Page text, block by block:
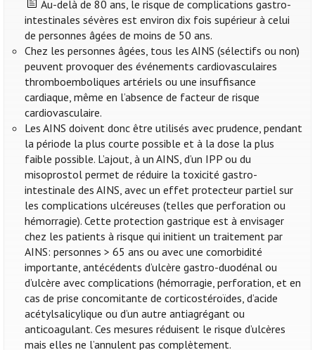
Au-delà de 80 ans, le risque de complications gastro-
intestinales sévères est environ dix fois supérieur à celui
de personnes âgées de moins de 50 ans.
Chez les personnes âgées, tous les AINS (sélectifs ou non)
peuvent provoquer des événements cardiovasculaires
thromboemboliques artériels ou une insuffisance
cardiaque, même en l’absence de facteur de risque
cardiovasculaire.
Les AINS doivent donc être utilisés avec prudence, pendant
la période la plus courte possible et à la dose la plus
faible possible. L’ajout, à un AINS, d’un IPP ou du
misoprostol permet de réduire la toxicité gastro-
intestinale des AINS, avec un effet protecteur partiel sur
les complications ulcéreuses (telles que perforation ou
hémorragie). Cette protection gastrique est à envisager
chez les patients à risque qui initient un traitement par
AINS: personnes > 65 ans ou avec une comorbidité
importante, antécédents d’ulcère gastro-duodénal ou
d’ulcère avec complications (hémorragie, perforation, et en
cas de prise concomitante de corticostéroïdes, d’acide
acétylsalicylique ou d’un autre antiagrégant ou
anticoagulant. Ces mesures réduisent le risque d’ulcères
mais elles ne l’annulent pas complètement.